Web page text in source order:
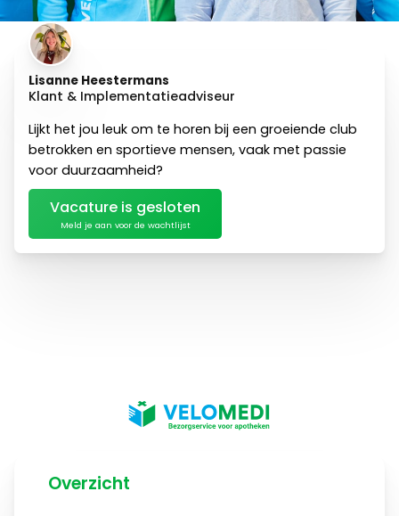
Lisanne Heestermans
Klant & Implementatieadviseur
Lijkt het jou leuk om te horen bij een groeiende club
betrokken en sportieve mensen, vaak met passie
voor duurzaamheid?
Vacature is gesloten
Meld je aan voor de wachtlijst
Overzicht